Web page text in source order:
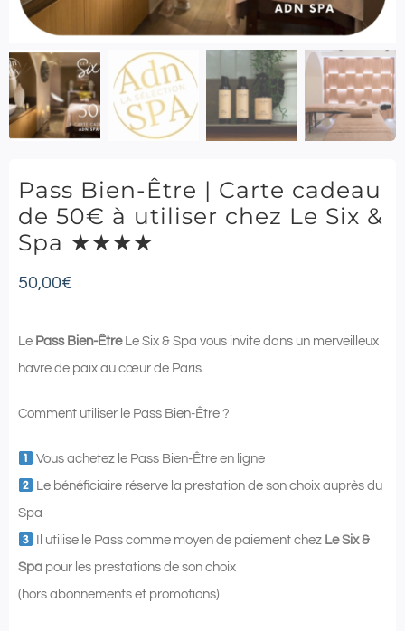
Pass Bien-Être | Carte cadeau
de 50€ à utiliser chez Le Six &
Spa ★★★★
50,00€
Le Pass Bien-ÊtreLe Six & Spa vous invite dans un merveilleux
havre de paix au cœur de Paris.
Comment utiliser le Pass Bien-Être ?
Vous achetez le Pass Bien-Être en ligne
Le bénéficiaire réserve la prestation de son choix auprès du
Spa
Il utilise le Pass comme moyen de paiement chez Le Six &
Spa pour les prestations de son choix
(hors abonnements et promotions)